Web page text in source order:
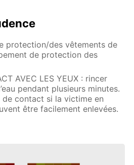
protection/des vêtements de
de protection des
AVEC LES YEUX : rincer
pendant plusieurs minutes.
de contact si la victime en
être facilement enlevées.